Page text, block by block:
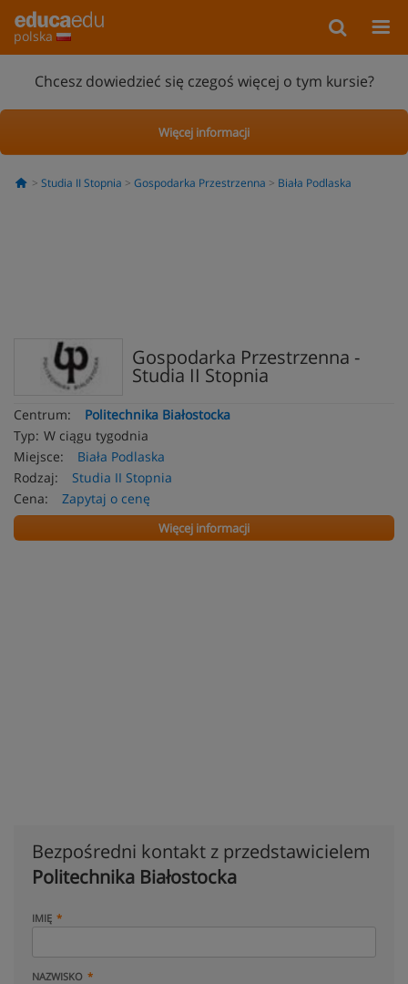
polska
Chcesz dowiedzieć się czegoś więcej o tym kursie?
Więcej informacji
Studia II Stopnia Gospodarka Przestrzenna Biała Podlaska
Gospodarka Przestrzenna -
Studia II Stopnia
Centrum:
Politechnika Białostocka
Typ: W ciągu tygodnia
Miejsce:
Biała Podlaska
Rodzaj:
Studia II Stopnia
Cena:
Zapytaj o cenę
Więcej informacji
Bezpośredni kontakt z przedstawicielem
Politechnika Białostocka
IMIĘ
NAZWISKO